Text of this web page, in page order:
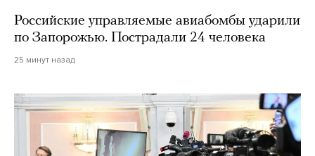
Российские управляемые авиабомбы ударили
по Запорожью. Пострадали 24 человека
25 минут назад